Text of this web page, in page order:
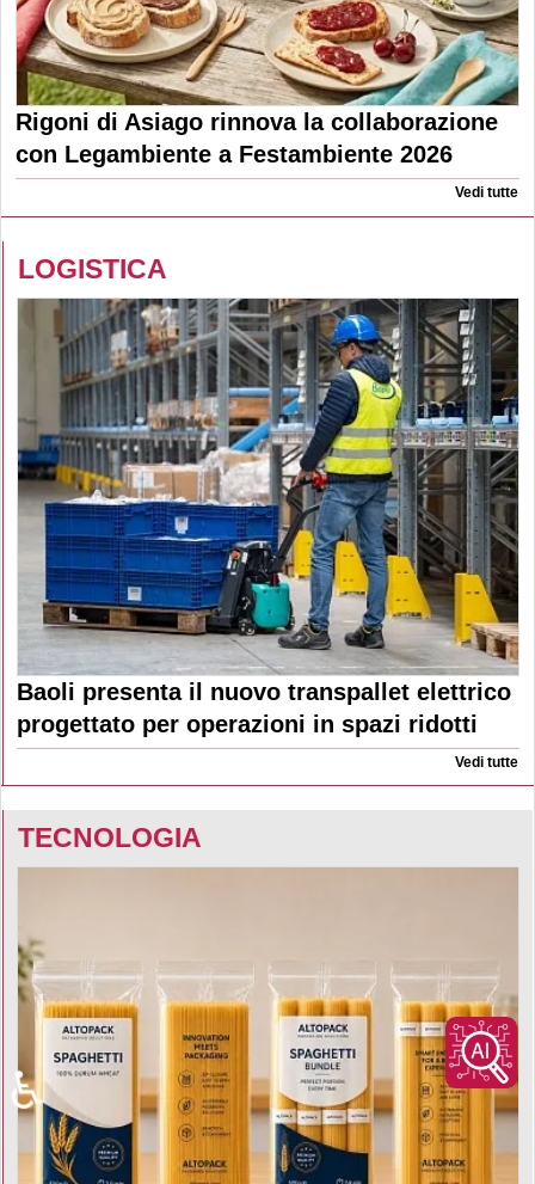
Rigoni di Asiago rinnova la collaborazione
con Legambiente a Festambiente 2026
Vedi tutte
LOGISTICA
Baoli presenta il nuovo transpallet elettrico
progettato per operazioni in spazi ridotti
Vedi tutte
TECNOLOGIA